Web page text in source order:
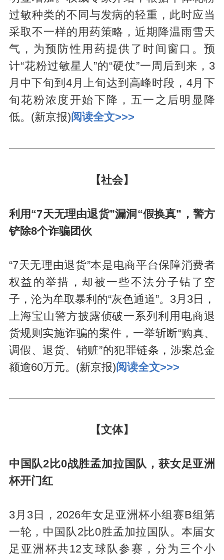
过敏种类的不同与发病的轻重，此时应当
采取不一样的用药策略，近期降温雨雪天
气，为预防性用药提供了时间窗口。预
计“花粉过敏星人”的“硬仗”一周后到来，3
月中下旬到4月上旬达到高峰时段，4月下
旬花粉浓度开始下降，五一之后明显降
低。(新京报) 阅读全文>>>
【社会】
利用“7天无理由退货”漏洞“假换真”，警方
铲除8个诈骗团伙
“7天无理由退货”本是电商平台保障消费者
权益的举措，却被一些不法分子钻了空
子，沦为牟取暴利的“灰色通道”。3月3日，
上海宝山警方披露侦破一系列利用电商退
货规则实施诈骗的案件，一举斩断“购真、
调假、退货、销赃”的犯罪链条，涉案总金
额逾60万元。(新京报)阅读全文>>>
【文体】
中国队2比0战胜孟加拉国队，获女足亚洲
杯开门红
3月3日，2026年女足亚洲杯小组赛B组第
一轮，中国队2比0胜孟加拉国队。本届女
足亚洲杯共12支球队参赛，分为三个小